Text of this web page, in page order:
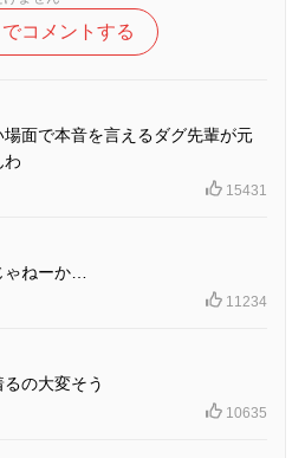
コメントする
面で本音を言えるダグ先輩が元
わ
15431
ねーか…
11234
の大変そう
10635